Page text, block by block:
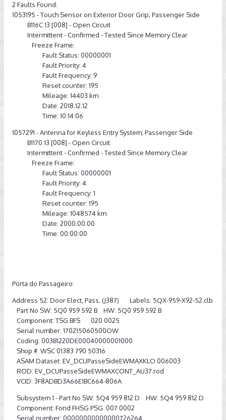
2 Faults Found:
1053195 - Touch Sensor on Exterior Door Grip; Passenger Side
B116C 13 [008] - Open Circuit
Intermittent - Confirmed - Tested Since Memory Clear
Freeze Frame:
Fault Status: 00000001
Fault Priority: 4
Fault Frequency: 9
Reset counter: 195
Mileage: 14403 km
Date: 2018.12.12
Time: 10:14:06
1057291 - Antenna for Keyless Entry System; Passenger Side
B1170 13 [008] - Open Circuit
Intermittent - Confirmed - Tested Since Memory Clear
Freeze Frame:
Fault Status: 00000001
Fault Priority: 4
Fault Frequency: 1
Reset counter: 195
Mileage: 1048574 km
Date: 2000.00.00
Time: 00:00:00
Porta do Passageiro:
Address 52: Door Elect, Pass. (J387) Labels: 5QX-959-X92-52.clb
Part No SW: 5Q0 959 592 B HW: 5Q0 959 592 B
Component: TSG BFS 020 0025
Serial number: 170215060500OW
Coding: 003B1220DE00040000001000
Shop #: WSC 01383 790 50316
ASAM Dataset: EV_DCUPasseSideEWMAXKLO 006003
ROD: EV_DCUPasseSideEWMAXCONT_AU37.rod
VCID: 3F8ADBD3A66E1BC664-806A
Subsystem 1 - Part No SW: 5Q4 959 812 D HW: 5Q4 959 812 D
Component: Fond FHSG PSG 007 0002
Serial number: 00000000000000726264